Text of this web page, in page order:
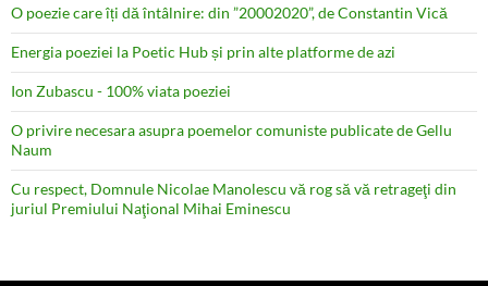
O poezie care îți dă întâlnire: din ”20002020”, de Constantin Vică
Energia poeziei la Poetic Hub și prin alte platforme de azi
Ion Zubascu - 100% viata poeziei
O privire necesara asupra poemelor comuniste publicate de Gellu
Naum
Cu respect, Domnule Nicolae Manolescu vă rog să vă retrageţi din
juriul Premiului Naţional Mihai Eminescu